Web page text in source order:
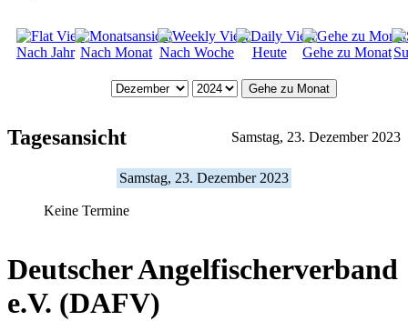
Nach Jahr Nach Monat Nach Woche Heute Gehe zu Monat
Gehe zu Monat
Tagesansicht Samstag, 23. Dezember 2023
Samstag, 23. Dezember 2023
Keine Termine
Deutscher Angelfischerverband
e.V. (DAFV)